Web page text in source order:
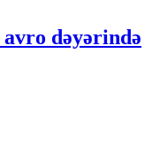
dəyərində